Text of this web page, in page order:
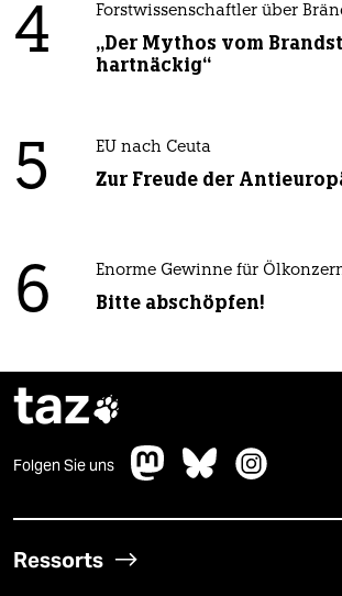
4 Forstwissenschaftler über
„Der Mythos vom
hartnäckig“
5 EU nach Ceuta
Zur Freude der
6 Enorme Gewinne für
Bitte abschöpfen!
taz
Folgen Sie uns
Ressorts